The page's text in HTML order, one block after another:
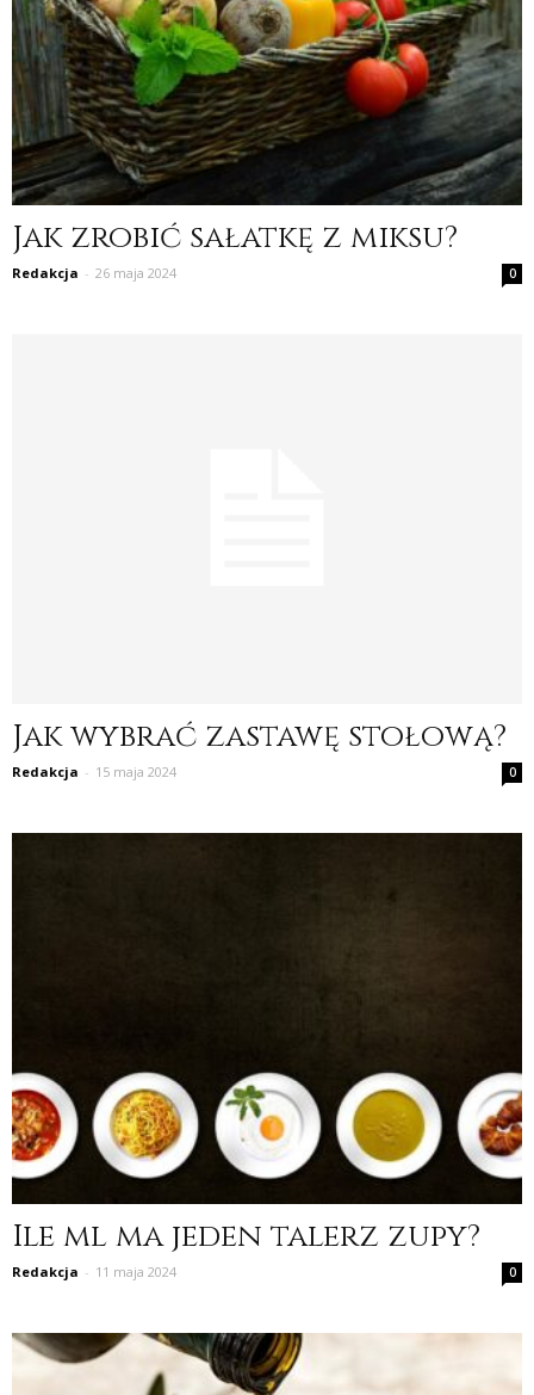
Jak zrobić sałatkę z miksu?
Redakcja - 26 maja 2024 0
Jak wybrać zastawę stołową?
Redakcja - 15 maja 2024 0
Ile ml ma jeden talerz zupy?
Redakcja - 11 maja 2024 0